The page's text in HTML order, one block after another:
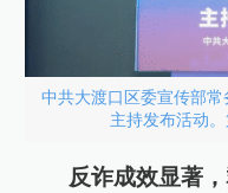
中共大渡口区委宣传部
主持发布活动
反诈成效显著